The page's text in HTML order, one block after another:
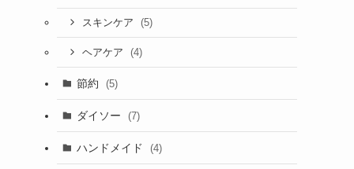
スキンケア (5)
ヘアケア (4)
節約 (5)
ダイソー (7)
ハンドメイド (4)